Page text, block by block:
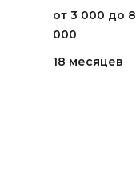
от 3 000 до 8
000
18 месяцев